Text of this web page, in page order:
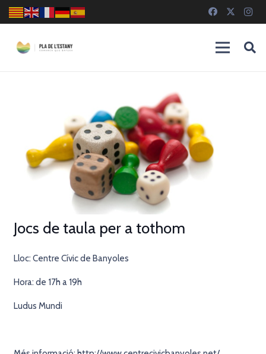
Jocs de taula per a tothom
Lloc: Centre Cívic de Banyoles
Hora: de 17h a 19h
Ludus Mundi